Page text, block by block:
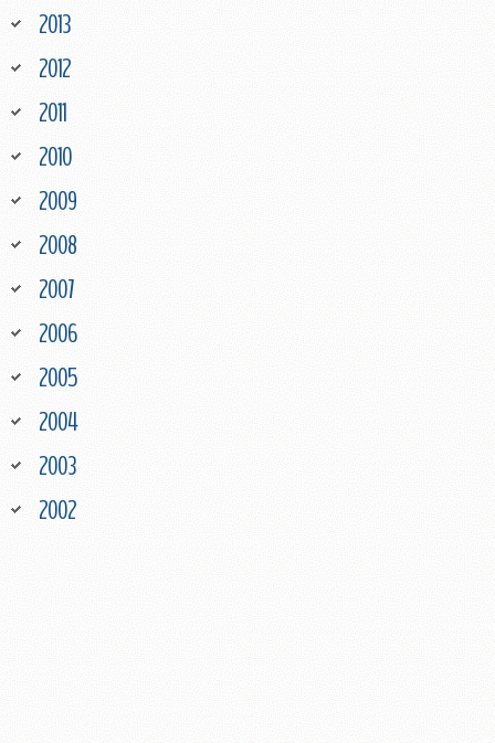
2013
2012
2011
2010
2009
2008
2007
2006
2005
2004
2003
2002